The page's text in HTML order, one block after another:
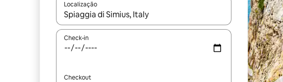
Localização
Quando os resultados estiverem disponíveis, explore-os usando as
Check-in
Checkout